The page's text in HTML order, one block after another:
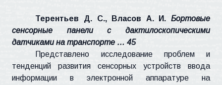
Терентьев Д. С., Власов А. И. Бортовые
сенсорные панели с дактилоскопическими
датчиками на транспорте … 45
Представлено исследование проблем и
тенденций развития сенсорных устройств ввода
информации в электронной аппаратуре на